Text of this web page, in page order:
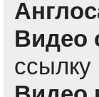
Видео
ссылку